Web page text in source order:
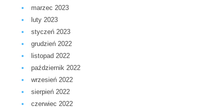
marzec 2023
luty 2023
styczeń 2023
grudzień 2022
listopad 2022
październik 2022
wrzesień 2022
sierpień 2022
czerwiec 2022